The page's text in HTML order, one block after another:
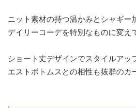
ニット素材の持つ温かみとシャギー
デイリーコーデを特別なものに変え
ショート丈デザインでスタイルアッ
エストボトムスとの相性も抜群のカ